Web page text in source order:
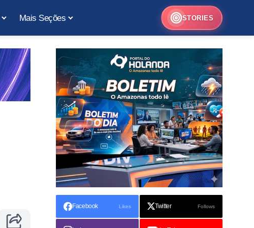
Mais Seções STORIES
Facebook Likes Twitter Follows